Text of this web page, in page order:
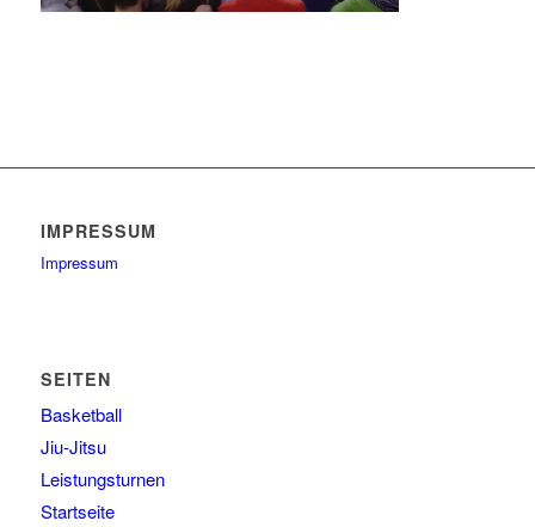
IMPRESSUM
Impressum
SEITEN
Basketball
Jiu-Jitsu
Leistungsturnen
Startseite